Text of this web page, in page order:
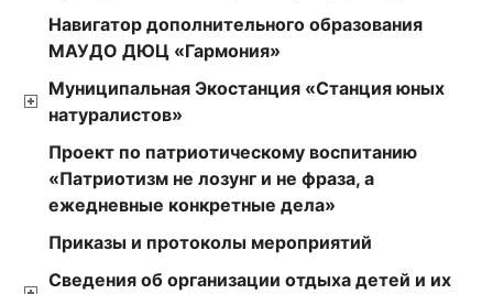
Навигатор дополнительного образования
МАУДО ДЮЦ «Гармония»
Муниципальная Экостанция «Станция юных
натуралистов»
Проект по патриотическому воспитанию
«Патриотизм не лозунг и не фраза, а
ежедневные конкретные дела»
Приказы и протоколы мероприятий
Сведения об организации отдыха детей и их